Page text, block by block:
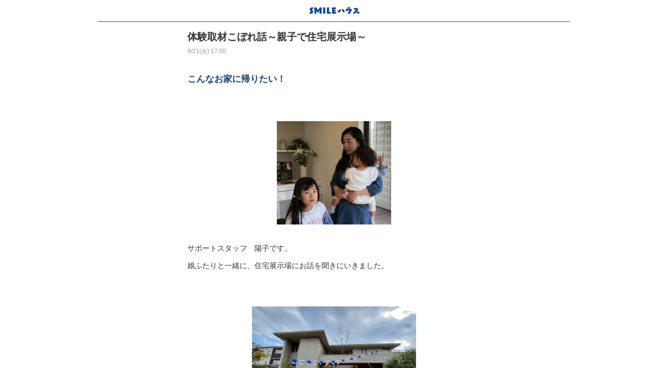
体験取材こぼれ話～親子で住宅展示場～
4/21(火) 17:00
こんなお家に帰りたい！
サポートスタッフ 陽子です。
娘ふたりと一緒に、住宅展示場にお話を聞きにいきました。